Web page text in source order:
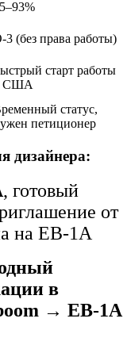
3 (без права работы)
старт работы
США
статус,
петиционер
дизайнера:
, готовый
от
на EB-1A
в
→EB-1A